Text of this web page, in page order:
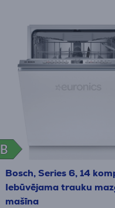
B
B
Bosch, Series 6, 14
Iebūvējama trauku
mašīna